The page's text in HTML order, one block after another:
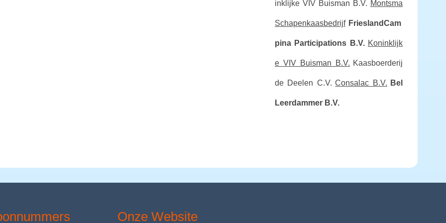
inklijke VIV Buisman B.V. Montsma
Schapenkaasbedrijf FrieslandCam
pina Participations B.V. Koninklijk
e VIV Buisman B.V. Kaasboerderij
de Deelen C.V. Consalac B.V. Bel
Leerdammer B.V.
Onze Website